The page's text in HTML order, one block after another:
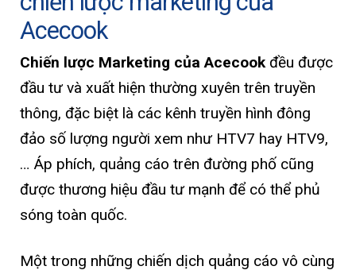
Acecook
Chiến lược Marketing của Acecookđều được
đầu tư và xuất hiện thường xuyên trên truyền
thông, đặc biệt là các kênh truyền hình đông
đảo số lượng người xem như HTV7 hay HTV9,
… Áp phích, quảng cáo trên đường phố cũng
được thương hiệu đầu tư mạnh để có thể phủ
sóng toàn quốc.
Một trong những chiến dịch quảng cáo vô cùng